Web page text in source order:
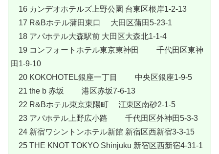
16 カンデオホテルズ上野公園 台東区根岸1-2-13
17 R&Bホテル蒲田東口 大田区蒲田5-23-1
18 アパホテル大森駅前 大田区大森北1-1-4
19 コンフォートホテル東京東神田 千代田区東神
田1-9-10
20 KOKOHOTEL銀座一丁目 中央区銀座1-9-5
21 the b 赤坂 港区赤坂7-6-13
22 R&Bホテル東京東陽町 江東区南砂2-1-5
23 アパホテル上野広小路 千代田区外神田5-3-3
24 新宿ワシントンホテル新館 新宿区西新宿3-3-15
25 THE KNOT TOKYO Shinjuku 新宿区西新宿4-31-1